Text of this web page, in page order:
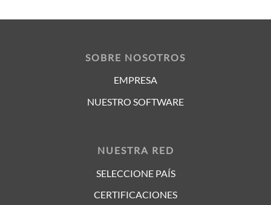
SOBRE NOSOTROS
EMPRESA
NUESTRO SOFTWARE
NUESTRA RED
SELECCIONE PAÍS
CERTIFICACIONES